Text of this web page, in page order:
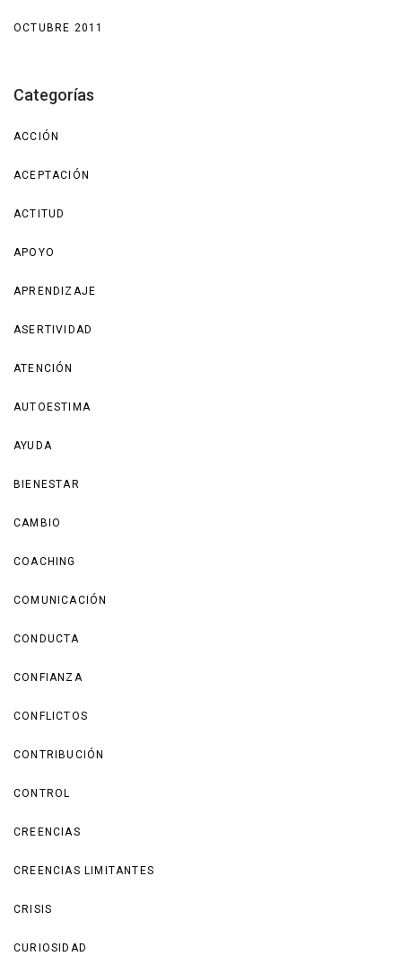
OCTUBRE 2011
Categorías
ACCIÓN
ACEPTACIÓN
ACTITUD
APOYO
APRENDIZAJE
ASERTIVIDAD
ATENCIÓN
AUTOESTIMA
AYUDA
BIENESTAR
CAMBIO
COACHING
COMUNICACIÓN
CONDUCTA
CONFIANZA
CONFLICTOS
CONTRIBUCIÓN
CONTROL
CREENCIAS
CREENCIAS LIMITANTES
CRISIS
CURIOSIDAD